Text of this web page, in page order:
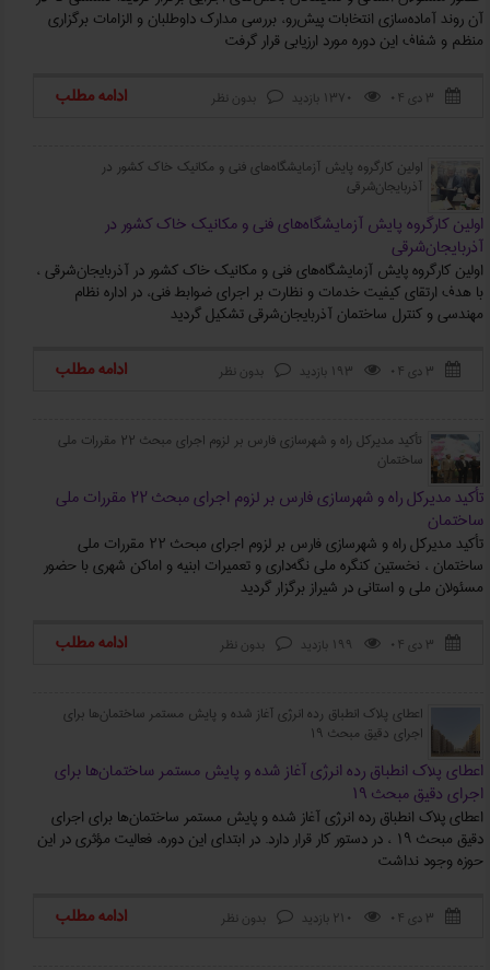
آن روند آماده‌سازی انتخابات پیش‌رو، بررسی مدارک داوطلبان و الزامات برگزاری
منظم و شفاف این دوره مورد ارزیابی قرار گرفت
 ۳ دی ۰۴  1370 بازدید  بدون نظر ادامه مطلب
اولین کارگروه پایش آزمایشگاه‌های فنی و مکانیک خاک کشور در
آذربایجان‌شرقی
اولین کارگروه پایش آزمایشگاه‌های فنی و مکانیک خاک کشور در
آذربایجان‌شرقی
اولین کارگروه پایش آزمایشگاه‌های فنی و مکانیک خاک کشور در آذربایجان‌شرقی ،
با هدف ارتقای کیفیت خدمات و نظارت بر اجرای ضوابط فنی، در اداره نظام
مهندسی و کنترل ساختمان آذربایجان‌شرقی تشکیل گردید
 ۳ دی ۰۴  193 بازدید  بدون نظر ادامه مطلب
تأکید مدیرکل راه و شهرسازی فارس بر لزوم اجرای مبحث ۲۲ مقررات ملی
ساختمان
تأکید مدیرکل راه و شهرسازی فارس بر لزوم اجرای مبحث ۲۲ مقررات ملی
ساختمان
تأکید مدیرکل راه و شهرسازی فارس بر لزوم اجرای مبحث ۲۲ مقررات ملی
ساختمان ، نخستین کنگره ملی نگه‌داری و تعمیرات ابنیه و اماکن شهری با حضور
مسئولان ملی و استانی در شیراز برگزار گردید
 ۳ دی ۰۴  199 بازدید  بدون نظر ادامه مطلب
اعطای پلاک انطباق رده انرژی آغاز شده و پایش مستمر ساختمان‌ها برای
اجرای دقیق مبحث 19
اعطای پلاک انطباق رده انرژی آغاز شده و پایش مستمر ساختمان‌ها برای
اجرای دقیق مبحث ۱۹
اعطای پلاک انطباق رده انرژی آغاز شده و پایش مستمر ساختمان‌ها برای اجرای
دقیق مبحث 19 ، در دستور کار قرار دارد. در ابتدای این دوره، فعالیت مؤثری در این
حوزه وجود نداشت
 ۳ دی ۰۴  210 بازدید  بدون نظر ادامه مطلب